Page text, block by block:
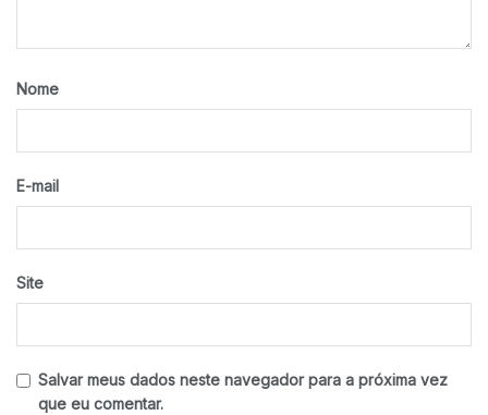
Nome
E-mail
Site
Salvar meus dados neste navegador para a próxima vez
que eu comentar.